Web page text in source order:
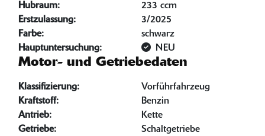
Hubraum:
233 ccm
Erstzulassung:
3/2025
Farbe:
schwarz
Hauptuntersuchung:
NEU
Motor- und Getriebedaten
Klassifizierung:
Vorführfahrzeug
Kraftstoff:
Benzin
Antrieb:
Kette
Getriebe:
Schaltgetriebe